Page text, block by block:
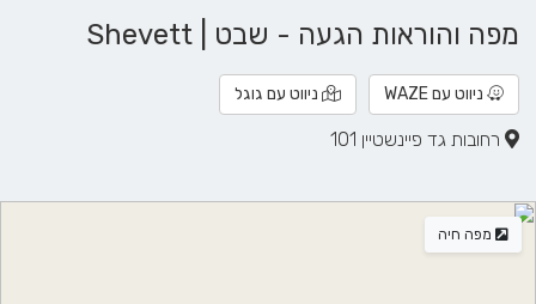
מפה והוראות הגעה - שבט | Shevett
ניווט עם WAZE ניווט עם גוגל
רחובות גד פיינשטיין 101
מפה חיה